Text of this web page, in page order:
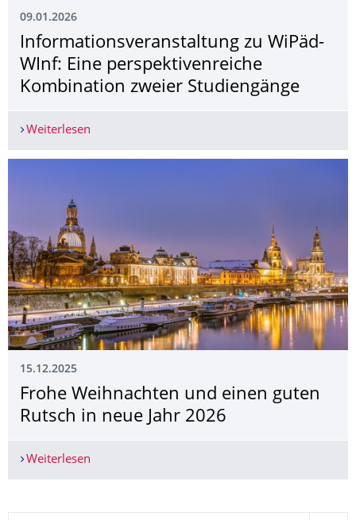
09.01.2026
Informationsveran­staltung zu WiPäd-
WInf: Eine perspektivenreiche
Kombination zweier Studiengänge
Weiterlesen
15.12.2025
Frohe Weihnachten und einen guten
Rutsch in neue Jahr 2026
Weiterlesen